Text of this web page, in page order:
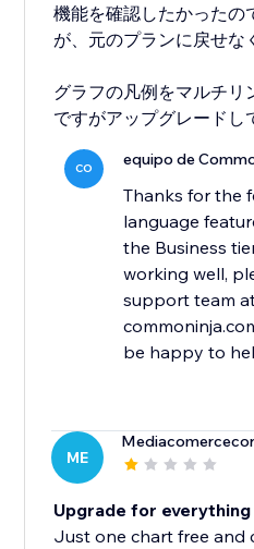
機能を確認したかったの
が、元のプランに戻せな
グラフの凡例をマルチリ
ですがアップグレードし
CO equipo de
Thanks for the
language
the Business
working well,
support team
be happy to
ME
Upgrade for everything
Just one chart free and